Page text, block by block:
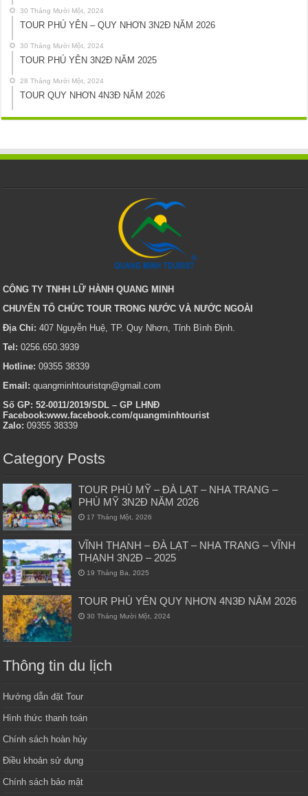
30 Tháng Mười Một, 2024
TOUR PHÚ YÊN – QUY NHƠN 3N2Đ NĂM 2026
30 Tháng Mười Một, 2024
TOUR PHÚ YÊN 3N2Đ NĂM 2025
28 Tháng Mười Một, 2024
TOUR QUY NHƠN 4N3Đ NĂM 2026
CÔNG TY TNHH LỮ HÀNH QUANG MINH
CHUYÊN TỔ CHỨC TOUR TRONG NƯỚC VÀ NƯỚC NGOÀI
Địa Chỉ: 407 Nguyễn Huệ, TP. Quy Nhơn, Tỉnh Bình Định.
Tel: 0256.650.3939
Hotline: 09355 38339
Email:quangminhtouristqn@gmail.com
Số GP: 52-0011/2019/SDL – GP LHNĐ
Facebook:www.facebook.com/quangminhtourist
Zalo: 09355 38339
Category Posts
TOUR PHÙ MỸ – ĐÀ LẠT – NHA TRANG –
PHÙ MỸ 3N2Đ NĂM 2026
17 Tháng Một, 2026
VĨNH THẠNH – ĐÀ LẠT – NHA TRANG – VĨNH
THẠNH 3N2Đ – 2025
19 Tháng Ba, 2025
TOUR PHÚ YÊN QUY NHƠN 4N3Đ NĂM 2026
30 Tháng Mười Một, 2024
Thông tin du lịch
Hướng dẫn đặt Tour
Hình thức thanh toán
Chính sách hoàn hủy
Điều khoản sử dụng
Chính sách bảo mật